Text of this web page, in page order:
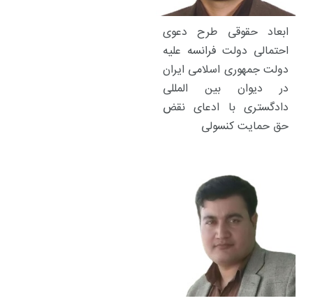
ابعاد حقوقی طرح دعوی
احتمالی دولت فرانسه علیه
دولت جمهوری اسلامی ایران
در دیوان بین المللی
دادگستری با ادعای نقض
حق حمایت کنسولی